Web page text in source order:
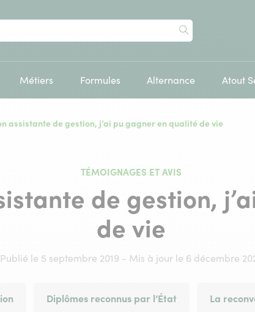
Rechercher
Métiers Formules Alternance Atout
assistante de gestion, j’ai pu gagner en qualité de vie
TÉMOIGNAGES ET AVIS
de gestion,
de vie
Publié le 5 septembre 2019 - Mis à jour le 6 décembre
Diplômes reconnus par l’État La